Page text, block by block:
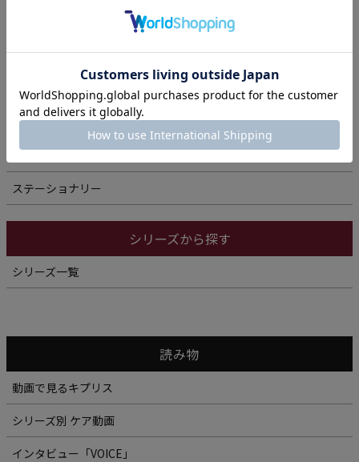
バッグ
スマホ・スマートウォッチ関連
アクセサリー
ウォッチバンド
ステーショナリー
シリーズから探す
シリーズ一覧
読み物
動画で見るキプリス
シリーズ別 ケア動画
インタビュー「VOICE」